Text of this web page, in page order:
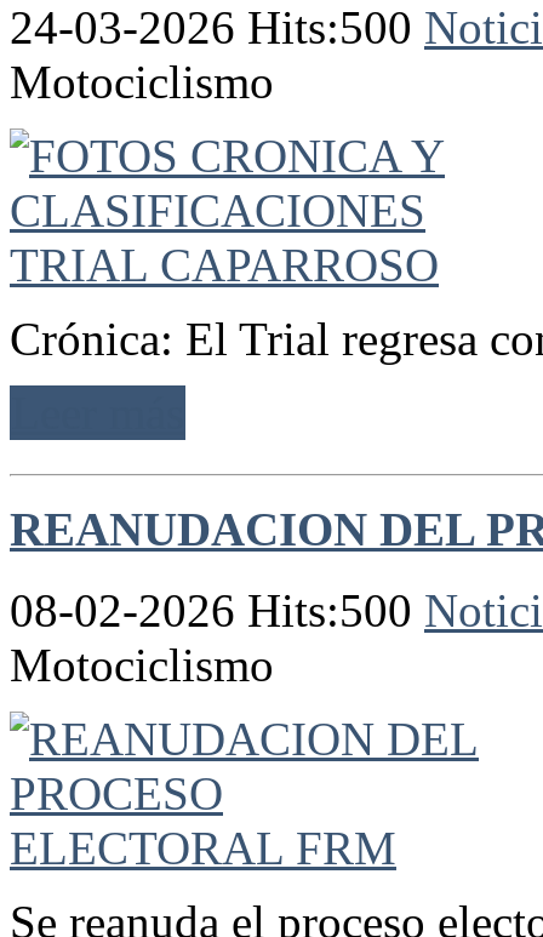
24-03-2026 Hits:500
Motociclismo
Crónica: El Trial regresa
REANUDACION DEL
08-02-2026 Hits:500
Motociclismo
Se reanuda el proceso